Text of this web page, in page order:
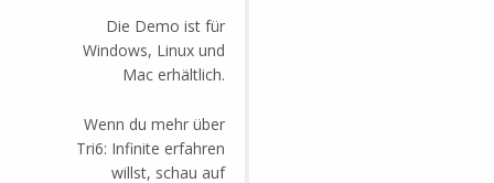
Die Demo ist für
Windows, Linux und
Mac erhältlich.
Wenn du mehr über
Tri6: Infinite erfahren
willst, schau auf